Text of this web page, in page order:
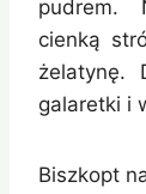
pudrem.
cienką
żelatynę.
galaretki i
Biszkopt